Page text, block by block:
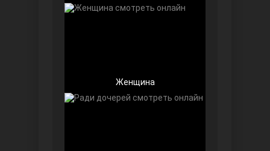
Женщина